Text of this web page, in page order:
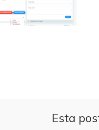
Esta